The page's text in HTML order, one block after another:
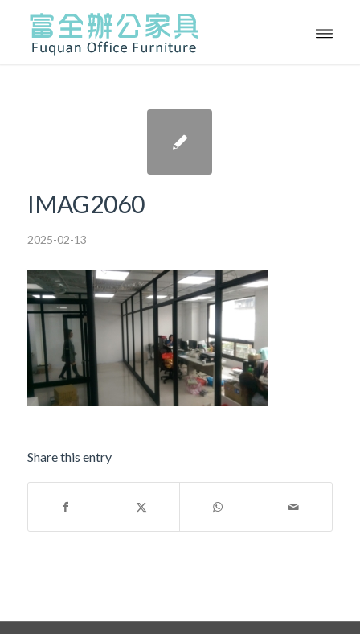
IMAG2060
2025-02-13
Share this entry